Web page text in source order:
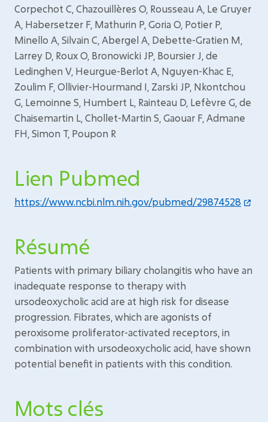
Corpechot C, Chazouillères O, Rousseau A, Le Gruyer
A, Habersetzer F, Mathurin P, Goria O, Potier P,
Minello A, Silvain C, Abergel A, Debette-Gratien M,
Larrey D, Roux O, Bronowicki JP, Boursier J, de
Ledinghen V, Heurgue-Berlot A, Nguyen-Khac E,
Zoulim F, Ollivier-Hourmand I, Zarski JP, Nkontchou
G, Lemoinne S, Humbert L, Rainteau D, Lefèvre G, de
Chaisemartin L, Chollet-Martin S, Gaouar F, Admane
FH, Simon T, Poupon R
Lien Pubmed
https://www.ncbi.nlm.nih.gov/pubmed/29874528
Résumé
Patients with primary biliary cholangitis who have an
inadequate response to therapy with
ursodeoxycholic acid are at high risk for disease
progression. Fibrates, which are agonists of
peroxisome proliferator-activated receptors, in
combination with ursodeoxycholic acid, have shown
potential benefit in patients with this condition.
Mots clés